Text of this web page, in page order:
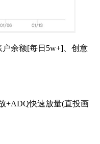
户余额[每日5w+]、创意
+ADQ快速放量(直投画